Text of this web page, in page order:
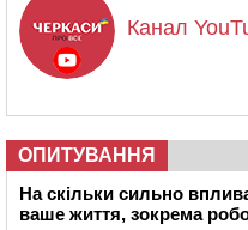
Канал
ОПИТУВАННЯ
На скільки сильно
ваше життя, зокрема